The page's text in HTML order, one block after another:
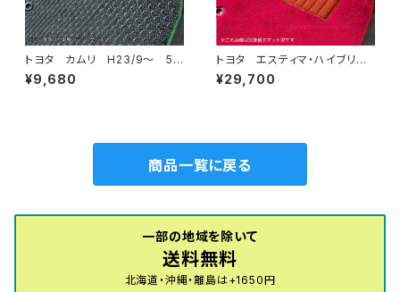
トヨタ カムリ H23/9〜 5
0/70系 フロアマット一式 カ
ーマット 防水 ラバータイプ
¥9,680
トヨタ エスティマ・ハイブリッ
ド H24/5〜R1/10（後期） 20
系 フロアマット一式 カーマッ
¥29,700
商品一覧に戻る
一部の地域を除いて
送料無料
北海道・沖縄・離島は+1650円